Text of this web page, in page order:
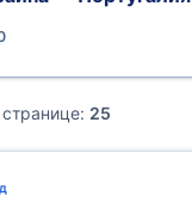
25